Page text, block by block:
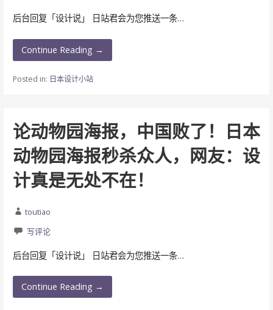
后台回复「设计说」 日站君会为您推送一条…
Continue Reading →
Posted in: 日本设计小站
论动物园海报，中国败了！日本
动物园海报秒杀众人，网友：设
计真是无处不在！
toutiao
写评论
后台回复「设计说」 日站君会为您推送一条…
Continue Reading →